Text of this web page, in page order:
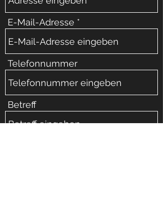
E-Mail-Adresse
Telefonnummer
Betreff